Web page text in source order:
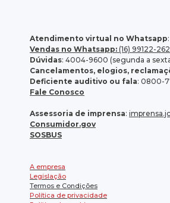
Atendimento virtual no Whatsapp
Vendas no Whatsapp: (16) 99122-
Dúvidas: 4004-9600 (segunda a
Cancelamentos, elogios,
Deficiente auditivo ou fala: 0800-
Fale Conosco
Assessoria de imprensa:
Consumidor.gov
SOSBUS
A empresa
Legislação
Termos e Condições
Política de privacidade